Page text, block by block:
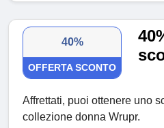
40%
OFFERTA SCONTO
Affrettati, puoi ottenere uno
collezione donna Wrupr.